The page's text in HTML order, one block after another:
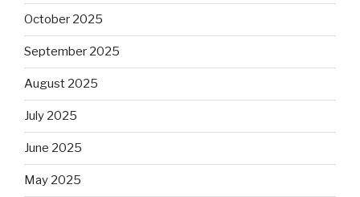
October 2025
September 2025
August 2025
July 2025
June 2025
May 2025